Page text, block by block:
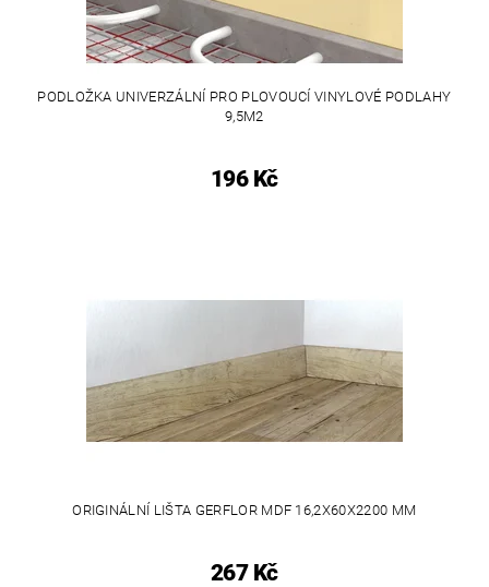
PODLOŽKA UNIVERZÁLNÍ PRO PLOVOUCÍ VINYLOVÉ PODLAHY
9,5M2
196 Kč
ORIGINÁLNÍ LIŠTA GERFLOR MDF 16,2X60X2200 MM
267 Kč